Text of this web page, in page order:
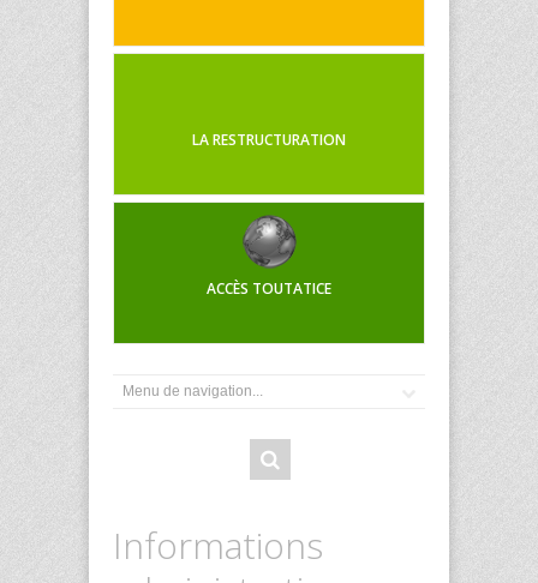
LA RESTRUCTURATION
ACCÈS TOUTATICE
Informations